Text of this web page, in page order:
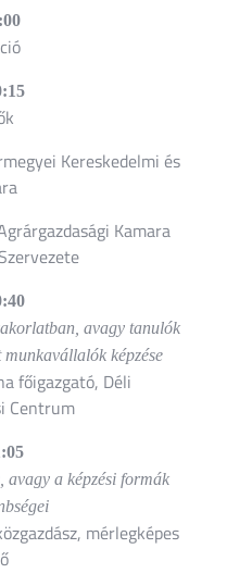
Kereskedelmi és
Kamara
Szervezete
avagy tanulók
munkavállalók képzése
főigazgató, Déli
Centrum
avagy a képzési formák
mérlegképes